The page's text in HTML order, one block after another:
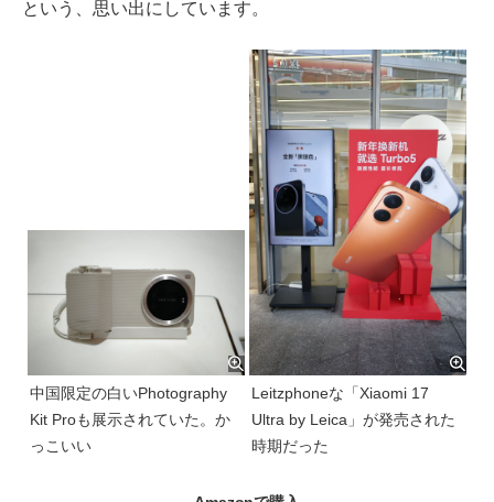
という、思い出にしています。
中国限定の白いPhotography
Kit Proも展示されていた。か
っこいい
Leitzphoneな「Xiaomi 17
Ultra by Leica」が発売された
時期だった